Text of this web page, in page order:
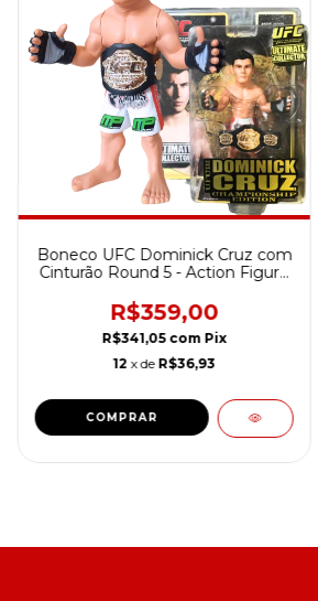
Boneco UFC Dominick Cruz com
Cinturão Round 5 - Action Figure
R$359,00
R$341,05 com Pix
12 x de R$36,93